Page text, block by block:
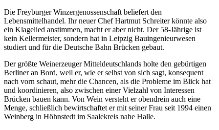
Die Freyburger Winzergenossenschaft beliefert den
Lebensmittelhandel. Ihr neuer Chef Hartmut Schreiter könnte also
ein Klagelied anstimmen, macht er aber nicht. Der 58-Jährige ist
kein Kellermeister, sondern hat in Leipzig Bauingenieurwesen
studiert und für die Deutsche Bahn Brücken gebaut.
Der größte Weinerzeuger Mitteldeutschlands holte den gebürtigen
Berliner an Bord, weil er, wie er selbst von sich sagt, konsequent
nach vorn schaut, mehr die Chancen, als die Probleme im Blick hat
und koordinieren, also zwischen einer Vielzahl von Interessen
Brücken bauen kann. Von Wein versteht er obendrein auch eine
Menge, schließlich bewirtschaftet er mit seiner Frau seit 1994 einen
Weinberg in Höhnstedt im Saalekreis nahe Halle.